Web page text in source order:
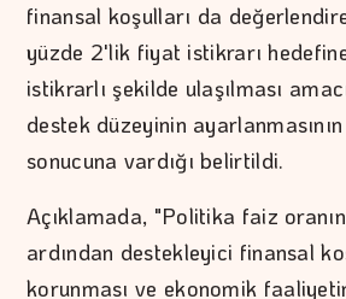
finansal koşulları da
yüzde 2'lik fiyat istikrarı
istikrarlı şekilde ulaşılması
destek düzeyinin
sonucuna vardığı belirtildi.
Açıklamada, "Politika faiz
ardından destekleyici finansal
korunması ve ekonomik